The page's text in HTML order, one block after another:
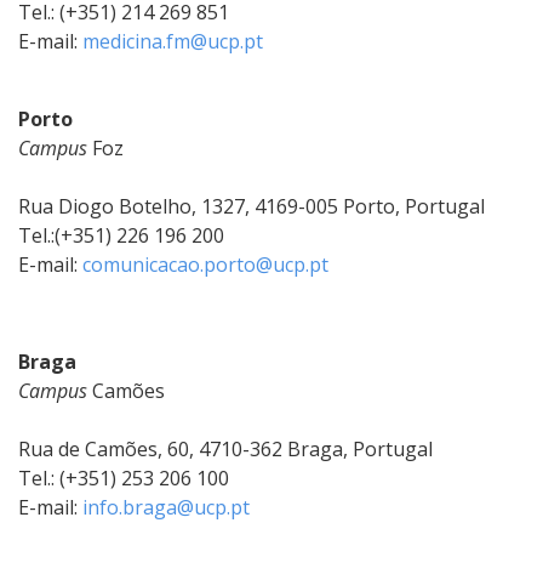
Tel.: (+351) 214 269 851
E-mail: medicina.fm@ucp.pt
Porto
Campus Foz
Rua Diogo Botelho, 1327, 4169-005 Porto, Portugal
Tel.:(+351) 226 196 200
E-mail: comunicacao.porto@ucp.pt
Braga
CampusCamões
Rua de Camões, 60, 4710-362 Braga, Portugal
Tel.: (+351) 253 206 100
E-mail: info.braga@ucp.pt